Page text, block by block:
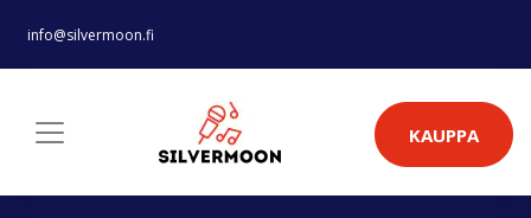
info@silvermoon.fi
KAUPPA